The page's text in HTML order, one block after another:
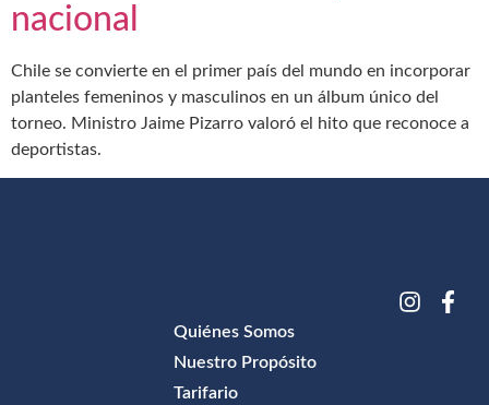
nacional
Chile se convierte en el primer país del mundo en incorporar
planteles femeninos y masculinos en un álbum único del
torneo. Ministro Jaime Pizarro valoró el hito que reconoce a
deportistas.
Quiénes Somos
Nuestro Propósito
Tarifario